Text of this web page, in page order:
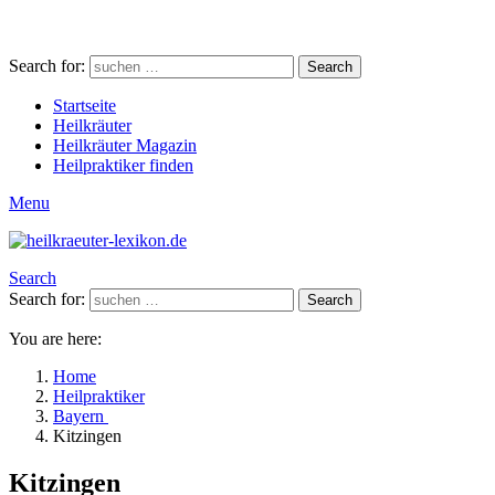
Search for: Search
Startseite
Heilkräuter
Heilkräuter Magazin
Heilpraktiker finden
Menu
Search
Search for:
Search
You are here:
Home
Heilpraktiker
Bayern
Kitzingen
Kitzingen